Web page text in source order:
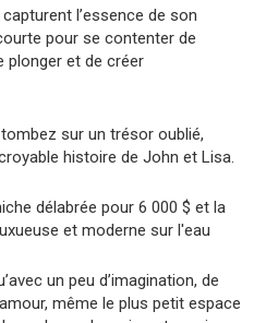
l’essence de son
pour se contenter de
plonger et de créer
sur un trésor oublié,
histoire de John et Lisa.
un peu d’imagination, de
même le plus petit espace